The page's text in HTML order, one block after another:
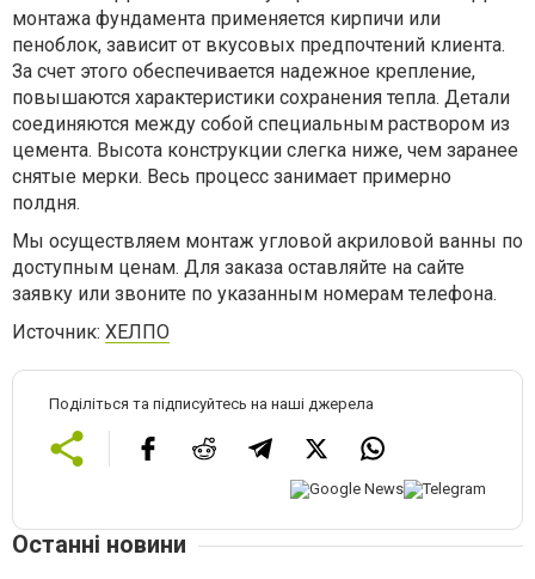
монтажа фундамента применяется кирпичи или
пеноблок, зависит от вкусовых предпочтений клиента.
За счет этого обеспечивается надежное крепление,
повышаются характеристики сохранения тепла. Детали
соединяются между собой специальным раствором из
цемента. Высота конструкции слегка ниже, чем заранее
снятые мерки. Весь процесс занимает примерно
полдня.
Мы осуществляем монтаж угловой акриловой ванны по
доступным ценам. Для заказа оставляйте на сайте
заявку или звоните по указанным номерам телефона.
Источник: ХЕЛПО
Поділіться та підписуйтесь на наші джерела
Останні новини